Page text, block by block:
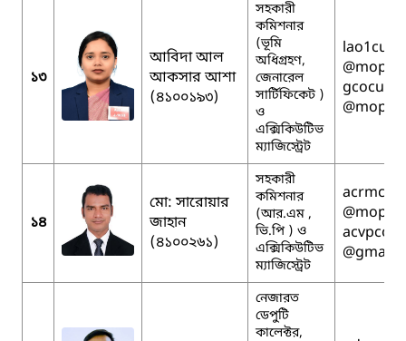
১৩
আবিদা আল
আকসার আশা
(৪১০০১৯৩)
সহকারী
কমিশনার
(ভূমি
অধিগ্রহণ,
জেনারেল
সার্টিফিকেট )
ও
এক্সিকিউটিভ
ম্যাজিস্ট্রেট
১৪
মো: সারোয়ার
জাহান
(৪১০০২৬১)
সহকারী
কমিশনার
(আর.এম ,
ভি.পি ) ও
এক্সিকিউটিভ
ম্যাজিস্ট্রেট
নেজারত
ডেপুটি
কালেক্টর,